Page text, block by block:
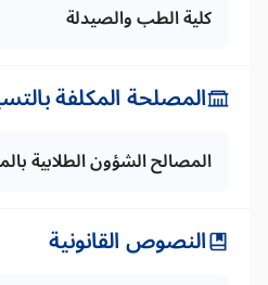
كلية الطب والصيدلة
المصلحة المكلفة
المصالح الشؤون الطلابية
النصوص القانونية